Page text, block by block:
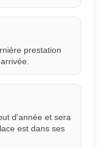
prestation
d'année et sera
est dans ses